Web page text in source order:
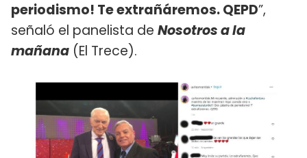
periodismo! Te extrañáremos. QEPD”,
señaló el panelista de Nosotros a la
mañana (El Trece).